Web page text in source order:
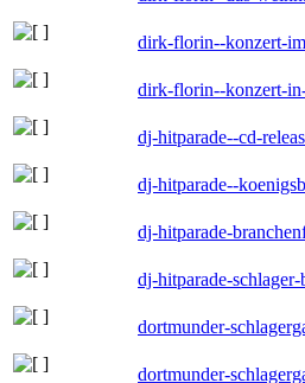
dirk-florin--konzert-
dirk-florin--konzert-
dj-hitparade--cd-
dj-hitparade--
dj-hitparade-
dj-hitparade-
dortmunder-
dortmunder-